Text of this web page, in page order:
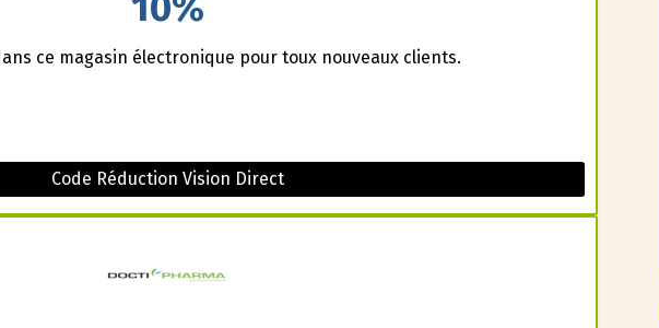
ce magasin électronique pour toux nouveaux clients.
Code Réduction Vision Direct